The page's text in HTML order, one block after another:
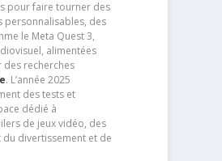
pour faire tourner des
personnalisables, des
le Meta Quest 3,
alimentées
des recherches
. L’année 2025
des tests et
dédié à
de jeux vidéo, des
du divertissement et de